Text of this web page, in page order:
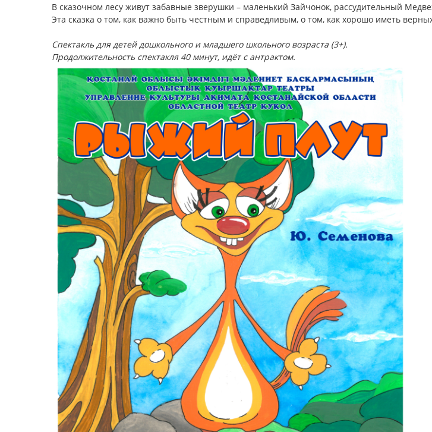
В сказочном лесу живут забавные зверушки – маленький Зайчонок, рассудительный
Эта сказка о том, как важно быть честным и справедливым, о том, как хорошо иметь
Спектакль для детей дошкольного и младшего школьного возраста (3+).
Продолжительность спектакля 40 минут, идёт с антрактом.